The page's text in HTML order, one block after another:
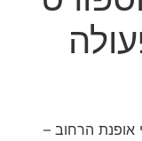
אופנת הרחוב –